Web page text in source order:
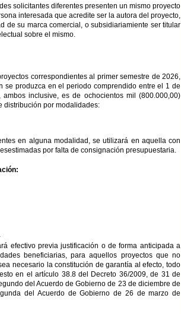
solicitantes diferentes presenten un mismo proyecto
interesada que acredite ser la autora del proyecto,
de su marca comercial, o subsidiariamiente ser titular
sobre el mismo.
correspondientes al primer semestre de 2026,
se produzca en el periodo comprendido entre el 1 de
inclusive, es de ochocientos mil (800.000,00)
distribución por modalidades:
en alguna modalidad, se utilizará en aquella con
por falta de consignación presupuestaria.
efectivo previa justificación o de forma anticipada a
beneficiarias, para aquellos proyectos que no
necesario la constitución de garantía al efecto, todo
en el artículo 38.8 del Decreto 36/2009, de 31 de
del Acuerdo de Gobierno de 23 de diciembre de
del Acuerdo de Gobierno de 26 de marzo de